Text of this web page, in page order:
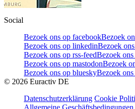
Social
Bezoek ons op facebookBezoek
Bezoek ons op linkedinBezoek
Bezoek ons op rss-feedBezoek
Bezoek ons op mastodonBezoek
Bezoek ons op blueskyBezoek
© 2026 Euractiv DE
Datenschutzerklärung Cookie
Allgemeine Geschäftsbedingungen